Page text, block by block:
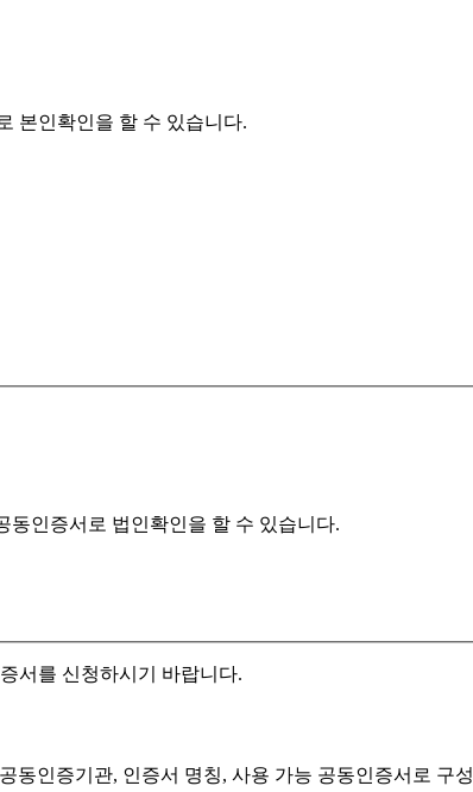
본인확인을 할 수 있습니다.
동인증서로 법인확인을 할 수 있습니다.
서를 신청하시기 바랍니다.
동인증기관, 인증서 명칭, 사용 가능 공동인증서로 구성